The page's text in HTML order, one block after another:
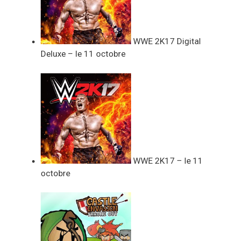
WWE 2K17 Digital
Deluxe – le 11 octobre
WWE 2K17 – le 11
octobre